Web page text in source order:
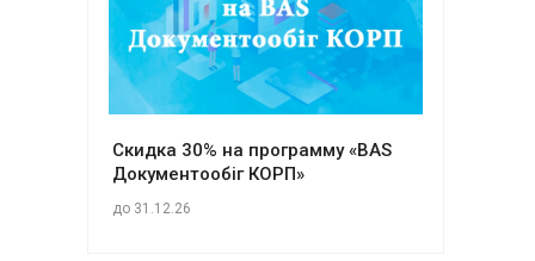
Скидка 30% на программу «BAS
Документообіг КОРП»
до 31.12.26